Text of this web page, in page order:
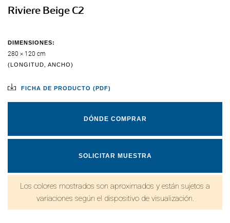
Riviere Beige C2
DIMENSIONES:
280 × 120 cm
(LONGITUD, ANCHO)
FICHA DE PRODUCTO (PDF)
DÓNDE COMPRAR
SOLICITAR MUESTRA
Los colores mostrados son aproximados y están sujetos a
variaciones según el dispositivo de visualización.